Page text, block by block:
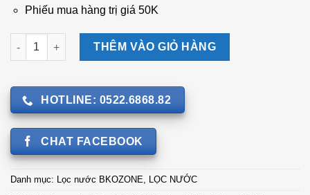
Phiếu mua hàng trị giá 50K
Máy lọc nước RO+OZONE Kiểu âm tủ bếp - Bán vỏ BKN.
THÊM VÀO GIỎ HÀNG
HOTLINE: 0522.6868.82
CHAT FACEBOOK
Danh mục: Lọc nước BKOZONE, LỌC NƯỚC